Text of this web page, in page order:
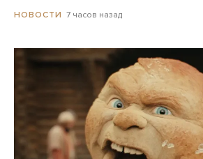
НОВОСТИ 7 часов назад